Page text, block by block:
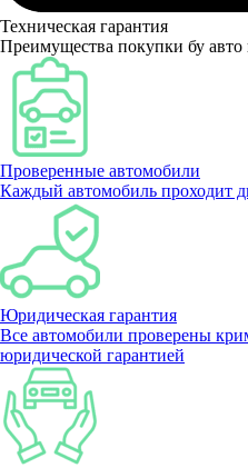
Техническая гарантия
Преимущества покупки бу
Проверенные автомобили
Каждый автомобиль проходит
Юридическая гарантия
Все автомобили проверены
юридической гарантией